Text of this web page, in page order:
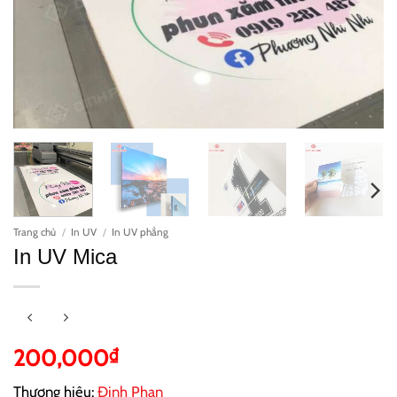
Trang chủ / In UV / In UV phẳng
In UV Mica
200,000₫
Thương hiệu: Đinh Phan